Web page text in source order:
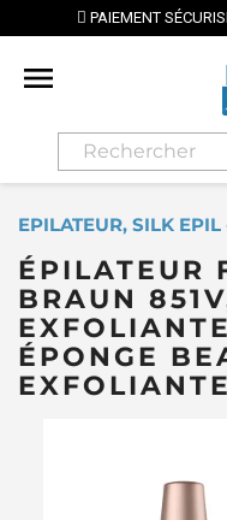
PAR CARTE BANCAIRE

EPILATEUR, SILK
ÉPILATEUR
BRAUN
ÉPONGE